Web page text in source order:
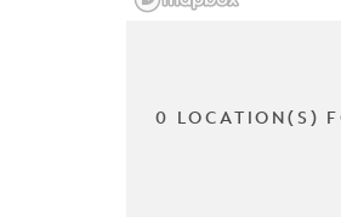
0 LOCATION(S)